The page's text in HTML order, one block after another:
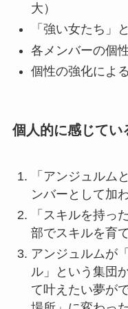
大）
「強い女たち」
各メンバーの個
個性の強化によ
個人的に感じてい
「アンジュルム
ンバーとして加
「スキルを持っ
部でスキルを育
アンジュルムが
ル」という集団
て叶えたい夢が